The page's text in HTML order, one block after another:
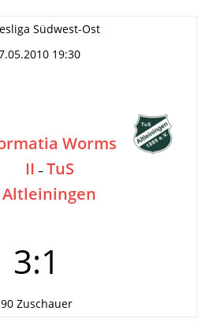
Südwest-Ost
19:30
Worms
II – TuS
Altleiningen
3:1
90 Zuschauer